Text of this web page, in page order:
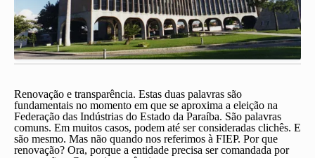
Renovação e transparência. Estas duas palavras são
fundamentais no momento em que se aproxima a eleição na
Federação das Indústrias do Estado da Paraíba. São palavras
comuns. Em muitos casos, podem até ser consideradas clichês. E
são mesmo. Mas não quando nos referimos à FIEP. Por que
renovação? Ora, porque a entidade precisa ser comandada por